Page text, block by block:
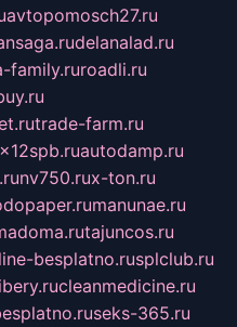
avtopomosch27.ru
delanalad.ru
family.ruroadli.ru
trade-farm.ru
autodamp.ru
nv750.rux-ton.ru
manunae.ru
tajuncos.ru
besplatno.rusplclub.ru
cleanmedicine.ru
seks-365.ru